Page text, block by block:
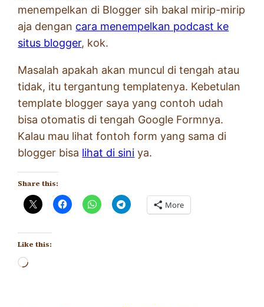
menempelkan di Blogger sih bakal mirip-mirip
aja dengan cara menempelkan podcast ke
situs blogger, kok.
Masalah apakah akan muncul di tengah atau
tidak, itu tergantung templatenya. Kebetulan
template blogger saya yang contoh udah
bisa otomatis di tengah Google Formnya.
Kalau mau lihat fontoh form yang sama di
blogger bisa lihat di sini ya.
Share this:
More
Like this:
Loading…